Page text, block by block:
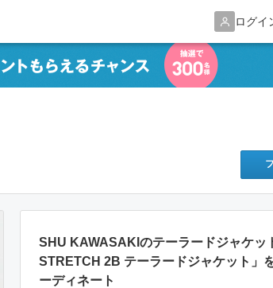
ログイ
SHU KAWASAKIのテーラードジャケッ
STRETCH 2B テーラードジャケット」
ーディネート